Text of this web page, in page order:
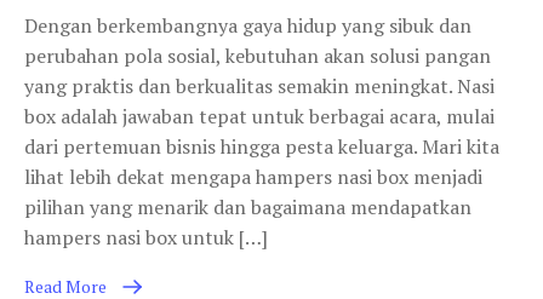
Dengan berkembangnya gaya hidup yang sibuk dan
perubahan pola sosial, kebutuhan akan solusi pangan
yang praktis dan berkualitas semakin meningkat. Nasi
box adalah jawaban tepat untuk berbagai acara, mulai
dari pertemuan bisnis hingga pesta keluarga. Mari kita
lihat lebih dekat mengapa hampers nasi box menjadi
pilihan yang menarik dan bagaimana mendapatkan
hampers nasi box untuk […]
Read More